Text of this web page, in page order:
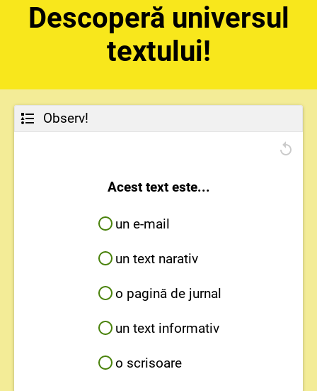
Descoperă universul
textului!
Observ!
Acest text este...
un e-mail
un text narativ
o pagină de jurnal
un text informativ
o scrisoare